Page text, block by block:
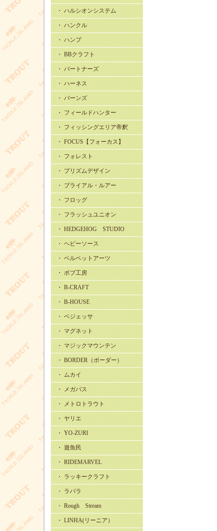
・ ハルシオンシステム
・ ハンクル
・ ハンプ
・ BBクラフト
・ パートナーズ
・ ハーネス
・ バーンズ
・ フィールドハンター
・ フィッシングエリア帝釈
・ FOCUS【フォーカス】
・ フォレスト
・ プリズムデザイン
・ プライアル・ルアー
・ フロッグ
・ フラッシュユニオン
・ HEDGEHOG STUDIO
・ ヘビーソース
・ ベルベットアーツ
・ ボブ工房
・ B-CRAFT
・ B-HOUSE
・ ベジェッサ
・ マグネット
・ マジックマウンテン
・ BORDER（ボーダー）
・ ムカイ
・ メガバス
・ メトロトラウト
・ ヤリエ
・ YO-ZURI
・ 遊魚民
・ RIDEMARVEL
・ ラッキークラフト
・ ラパラ
・ Rough Stream
・ LINHA(リーニア）